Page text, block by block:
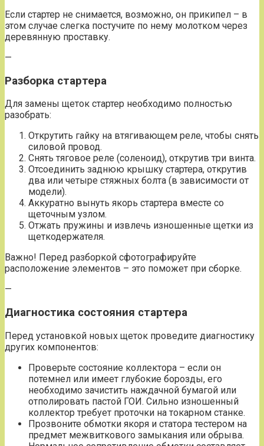
Если стартер не снимается, возможно, он прикипел – в
этом случае слегка постучите по нему молотком через
деревянную проставку.
—
Разборка стартера
Для замены щеток стартер необходимо полностью
разобрать:
Открутить гайку на втягивающем реле, чтобы снять
силовой провод.
Снять тяговое реле (соленоид), открутив три винта.
Отсоединить заднюю крышку стартера, открутив
два или четыре стяжных болта (в зависимости от
модели).
Аккуратно вынуть якорь стартера вместе со
щеточным узлом.
Отжать пружины и извлечь изношенные щетки из
щеткодержателя.
Важно! Перед разборкой сфотографируйте
расположение элементов – это поможет при сборке.
—
Диагностика состояния стартера
Перед установкой новых щеток проведите диагностику
других компонентов:
Проверьте состояние коллектора – если он
потемнел или имеет глубокие борозды, его
необходимо зачистить наждачной бумагой или
отполировать пастой ГОИ. Сильно изношенный
коллектор требует проточки на токарном станке.
Прозвоните обмотки якоря и статора тестером на
предмет межвиткового замыкания или обрыва.